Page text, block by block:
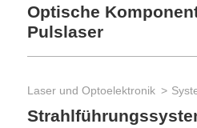
Optische
Pulslaser
Laser und Optoelektronik